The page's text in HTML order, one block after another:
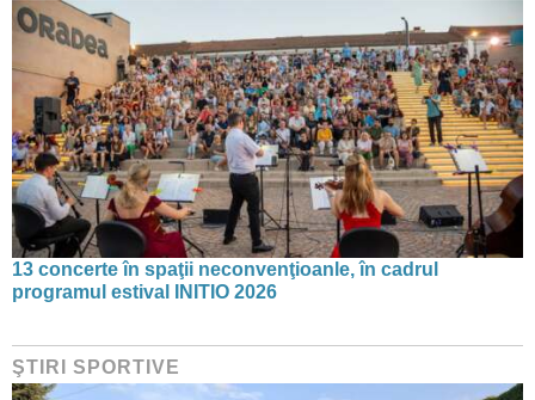
13 concerte în spaţii neconvenţioanle, în cadrul
programul estival INITIO 2026
ŞTIRI SPORTIVE